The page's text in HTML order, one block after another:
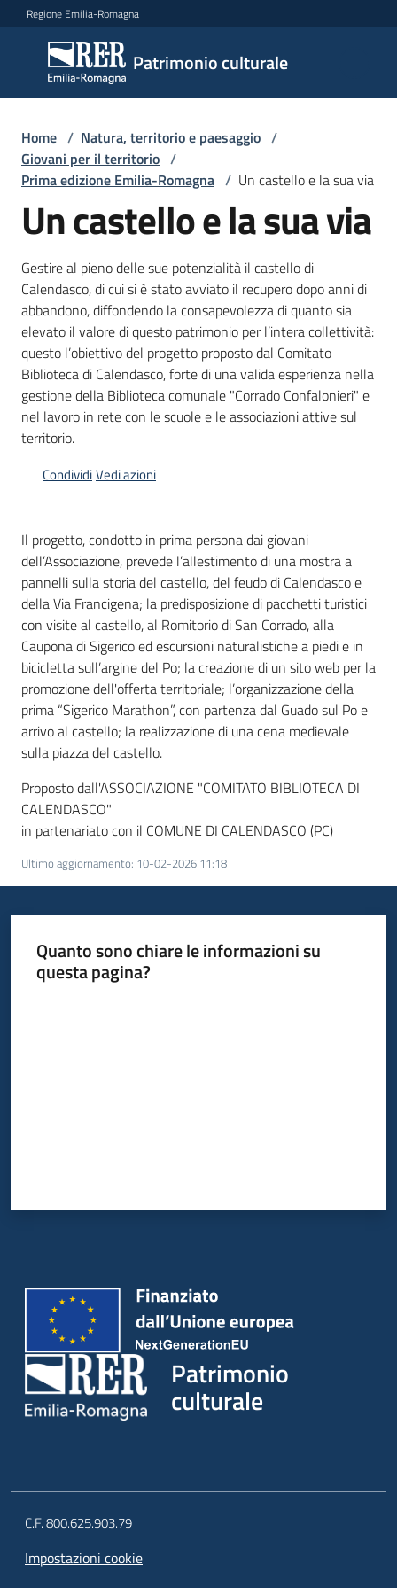
Vai al contenuto
Vai alla navigazione
Vai al footer
Regione Emilia-Romagna
Patrimonio culturale
Patrimonio
culturale
Argomenti
Novità
Servizi
Leggi
Atti
Bandi
Piani
Progetti
Mediateca
Giuseppe
Guglielmi
Seguici
su
Home / Natura, territorio e paesaggio /
Giovani per il territorio /
Prima edizione Emilia-Romagna / Un castello e la sua via
Un castello e la sua via
Gestire al pieno delle sue potenzialità il castello di
Calendasco, di cui si è stato avviato il recupero dopo anni di
abbandono, diffondendo la consapevolezza di quanto sia
elevato il valore di questo patrimonio per l’intera collettività:
questo l’obiettivo del progetto proposto dal Comitato
Biblioteca di Calendasco, forte di una valida esperienza nella
gestione della Biblioteca comunale "Corrado Confalonieri" e
nel lavoro in rete con le scuole e le associazioni attive sul
territorio.
CondividiVedi azioni
Il progetto, condotto in prima persona dai giovani
dell’Associazione, prevede l’allestimento di una mostra a
pannelli sulla storia del castello, del feudo di Calendasco e
della Via Francigena; la predisposizione di pacchetti turistici
con visite al castello, al Romitorio di San Corrado, alla
Caupona di Sigerico ed escursioni naturalistiche a piedi e in
bicicletta sull’argine del Po; la creazione di un sito web per la
promozione dell'offerta territoriale; l’organizzazione della
prima “Sigerico Marathon”, con partenza dal Guado sul Po e
arrivo al castello; la realizzazione di una cena medievale
sulla piazza del castello.
Proposto dall'ASSOCIAZIONE "COMITATO BIBLIOTECA DI
CALENDASCO"
in partenariato con il COMUNE DI CALENDASCO (PC)
Ultimo aggiornamento: 10-02-2026 11:18
Quanto sono chiare le informazioni su
questa pagina?
Patrimonio
culturale
C.F. 800.625.903.79
Impostazioni cookie